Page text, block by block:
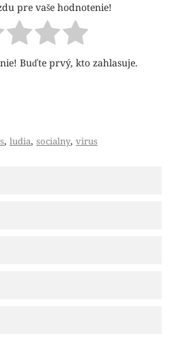
pre vaše hodnotenie!
Buďte prvý, kto zahlasuje.
, ludia, socialny, virus